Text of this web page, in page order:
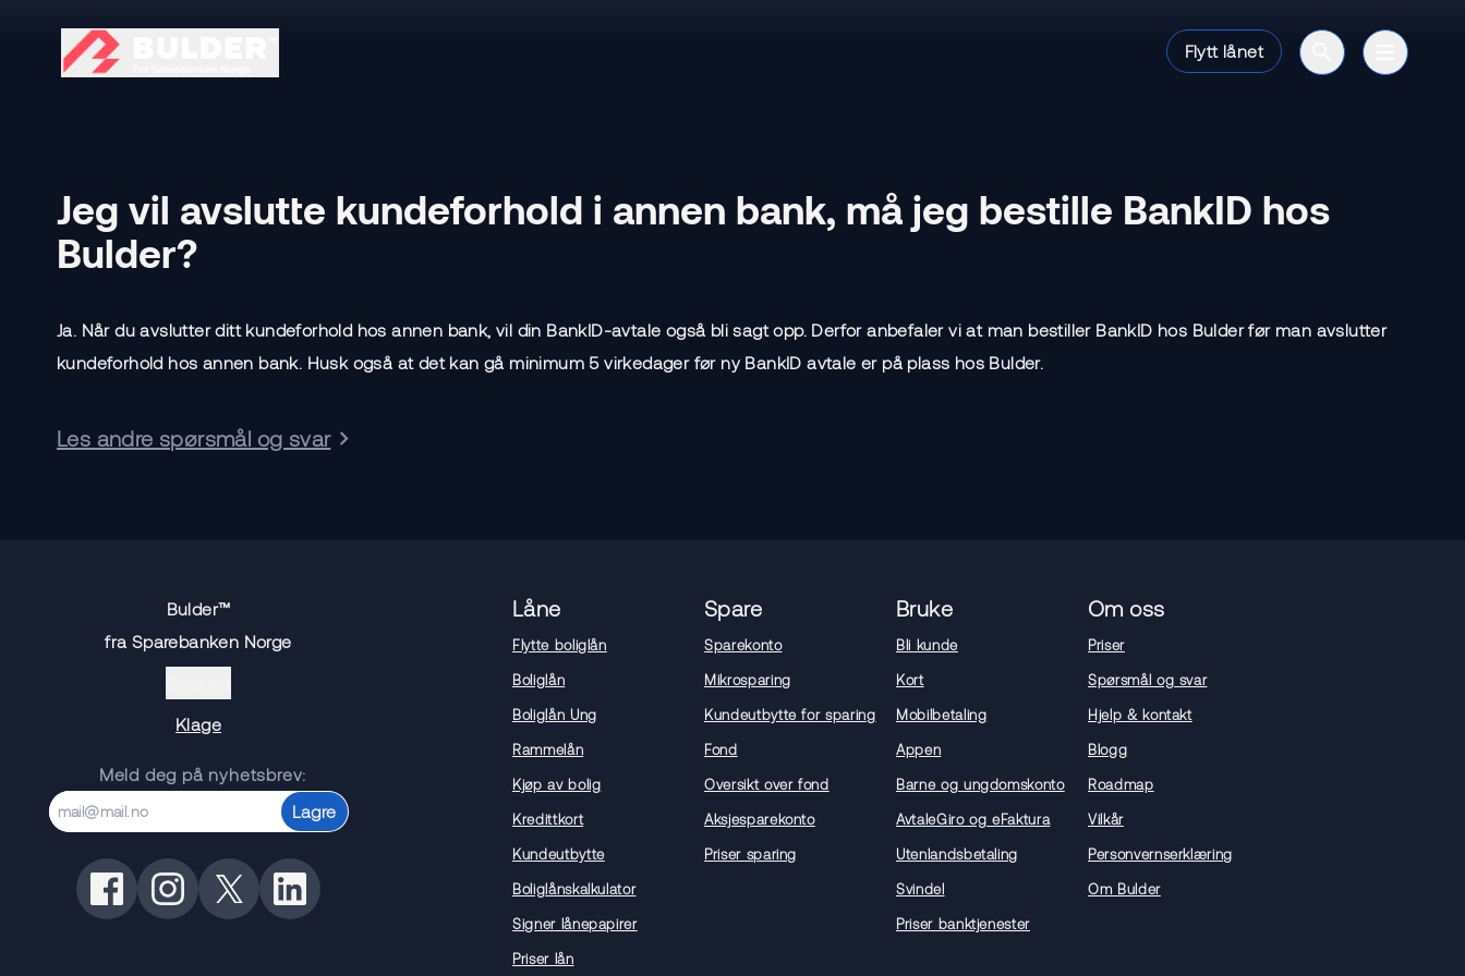
Flytt lånet
Open search bar
Open
Jeg vil avslutte kundeforhold i annen bank, må jeg bestille BankID hos
Bulder?
Ja. Når du avslutter ditt kundeforhold hos annen bank, vil din BankID-avtale også bli sagt opp. Derfor anbefaler vi at man bestiller BankID hos Bulder før man avslutter
kundeforhold hos annen bank. Husk også at det kan gå minimum 5 virkedager før ny BankID avtale er på plass hos Bulder.
Les andre spørsmål og svar
Bulder™
fra Sparebanken Norge
Klage
Meld deg på nyhetsbrev:
Lagre
Låne
Flytte boliglån
Boliglån
Boliglån Ung
Rammelån
Kjøp av bolig
Kredittkort
Kundeutbytte
Boliglånskalkulator
Signer lånepapirer
Priser lån
Spare
Sparekonto
Mikrosparing
Kundeutbytte for sparing
Fond
Oversikt over fond
Aksjesparekonto
Priser sparing
Bruke
Bli kunde
Kort
Mobilbetaling
Appen
Barne og ungdomskonto
AvtaleGiro og eFaktura
Utenlandsbetaling
Svindel
Priser banktjenester
Om oss
Priser
Spørsmål og svar
Hjelp & kontakt
Blogg
Roadmap
Vilkår
Personvernserklæring
Om Bulder